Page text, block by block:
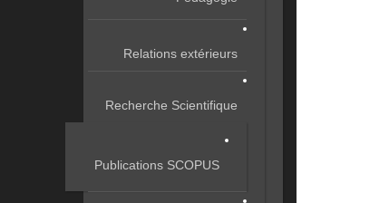
Relations extérieurs
Recherche Scientifique
Publications SCOPUS